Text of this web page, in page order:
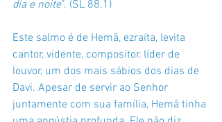
dia e noite”. (SL 88.1)
Este salmo é de Hemã, ezraíta, levita
cantor, vidente, compositor, líder de
louvor, um dos mais sábios dos dias de
Davi. Apesar de servir ao Senhor
juntamente com sua família, Hemâ tinha